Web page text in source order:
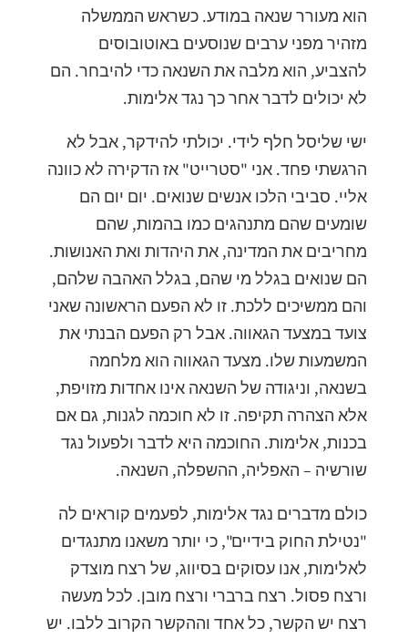
הוא מעורר שנאה במודע. כשראש הממשלה
מזהיר מפני ערבים שנוסעים באוטובוסים
להצביע, הוא מלבה את השנאה כדי להיבחר. הם
לא יכולים לדבר אחר כך נגד אלימות.
ישי שליסל חלף לידי. יכולתי להידקר, אבל לא
הרגשתי פחד. אני "סטרייט" אז הדקירה לא כוונה
אליי. סביבי הלכו אנשים שנואים. יום יום הם
שומעים שהם מתנהגים כמו בהמות, שהם
מחריבים את המדינה, את היהדות ואת האנושות.
הם שנואים בגלל מי שהם, בגלל האהבה שלהם,
והם ממשיכים ללכת. זו לא הפעם הראשונה שאני
צועד במצעד הגאווה. אבל רק הפעם הבנתי את
המשמעות שלו. מצעד הגאווה הוא מלחמה
בשנאה, וניגודה של השנאה אינו אחדות מזויפת,
אלא הצהרה תקיפה. זו לא חוכמה לגנות, גם אם
בכנות, אלימות. החוכמה היא לדבר ולפעול נגד
שורשיה – האפליה, ההשפלה, השנאה.
כולם מדברים נגד אלימות, לפעמים קוראים לה
"נטילת החוק בידיים", כי יותר משאנו מתנגדים
לאלימות, אנו עסוקים בסיווג, של רצח מוצדק
ורצח פסול. רצח ברברי ורצח מובן. לכל מעשה
רצח יש הקשר, כל אחד וההקשר הקרוב ללבו. יש